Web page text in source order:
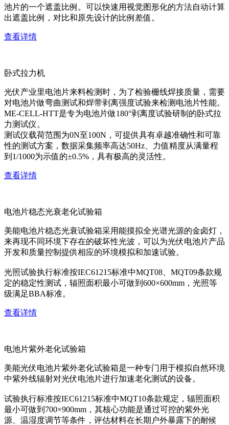
池片的一个遮盖比例。可以快速用视觉图形化的方法自动计算
出遮盖比例，对比和原先设计的比例差值。
查看详情
卧式拉力机
光伏产业里电池片来料检测时，为了检验栅线焊接质量，需要
对电池片做弯曲测试和焊带剥离强度试验来检测电池片性能。
ME-CELL-HTT是专为电池片做180°剥离度试验研制的卧式拉
力测试仪。
测试仪载荷范围为0N至100N，可提供具有卓越准确性和可靠
性的测试方案，数据采集频率高达50Hz、力值精度从满量程
到1/1000为示值的±0.5%，具有极高的灵活性。
查看详情
电池片稳态光衰老化试验箱
美能电池片稳态光衰试验箱采用能摸拟全光谱光源的金卤灯，
来再现不同环境下存在的破坏性光波，可以为光伏电池片产品
开发和质量控制提供相应的环境模拟和加速试验。
光照试验执行标准按IEC61215标准中MQT08、MQT09条款规
定的稳定性测试，辐照面积最小可做到600×600mm，光照等
级满足BBA标准。
查看详情
电池片紫外老化试验箱
美能光伏电池片紫外老化试验箱是一种专门用于模拟自然环境
中紫外线辐射对光伏电池片进行加速老化测试的设备。
试验执行标准按IEC61215标准中MQT10条款规定，辐照面积
最小可做到700×900mm，其核心功能是通过可控的紫外光
源、温湿度调节等条件，评估材料在长期户外暴露下的耐候